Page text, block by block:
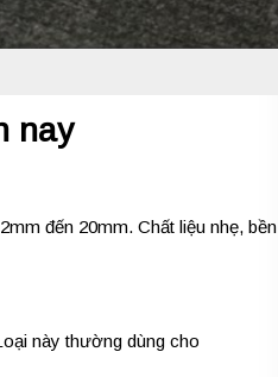
nay
đến 20mm. Chất liệu nhẹ, bền
này thường dùng cho